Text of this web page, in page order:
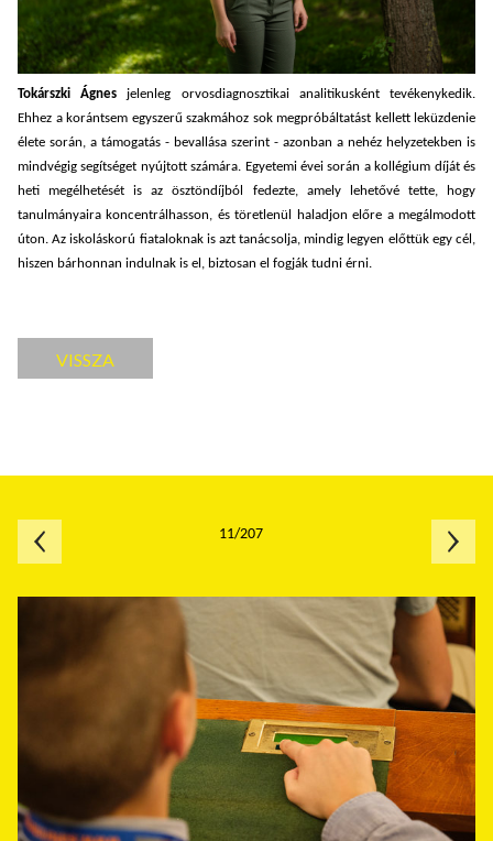
Tokárszki Ágnes jelenleg orvosdiagnosztikai analitikusként tevékenykedik.
Ehhez a korántsem egyszerű szakmához sok megpróbáltatást kellett leküzdenie
élete során, a támogatás - bevallása szerint - azonban a nehéz helyzetekben is
mindvégig segítséget nyújtott számára. Egyetemi évei során a kollégium díját és
heti megélhetését is az ösztöndíjból fedezte, amely lehetővé tette, hogy
tanulmányaira koncentrálhasson, és töretlenül haladjon előre a megálmodott
úton. Az iskoláskorú fiataloknak is azt tanácsolja, mindig legyen előttük egy cél,
hiszen bárhonnan indulnak is el, biztosan el fogják tudni érni.
VISSZA
11/207